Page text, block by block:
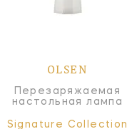
OLSEN
Перезаряжаемая
настольная лампа
Signature Collection